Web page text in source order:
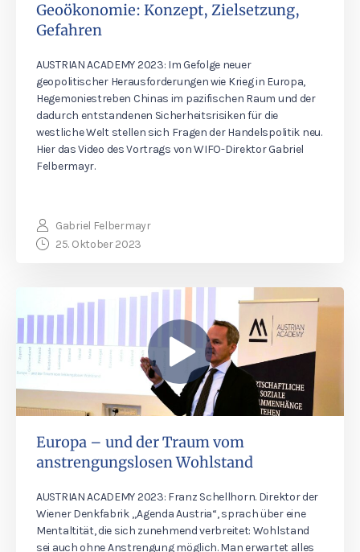
Geoökonomie: Konzept, Zielsetzung,
Gefahren
AUSTRIAN ACADEMY 2023: Im Gefolge neuer
geopolitischer Herausforderungen wie Krieg in Europa,
Hegemoniestreben Chinas im pazifischen Raum und der
dadurch entstandenen Sicherheitsrisiken für die
westliche Welt stellen sich Fragen der Handelspolitik neu.
Hier das Video des Vortrags von WIFO-Direktor Gabriel
Felbermayr.
Gabriel Felbermayr
25. Oktober 2023
Europa – und der Traum vom
anstrengungslosen Wohlstand
AUSTRIAN ACADEMY 2023: Franz Schellhorn. Direktor der
Wiener Denkfabrik „Agenda Austria“, sprach über eine
Mentaltität, die sich zunehmend verbreitet: Wohlstand
sei auch ohne Anstrengung möglich. Man erwartet alles